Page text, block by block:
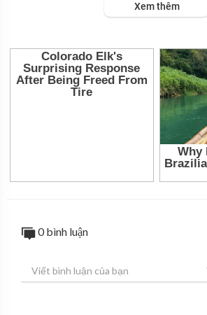
Xem thêm
0 bình luận